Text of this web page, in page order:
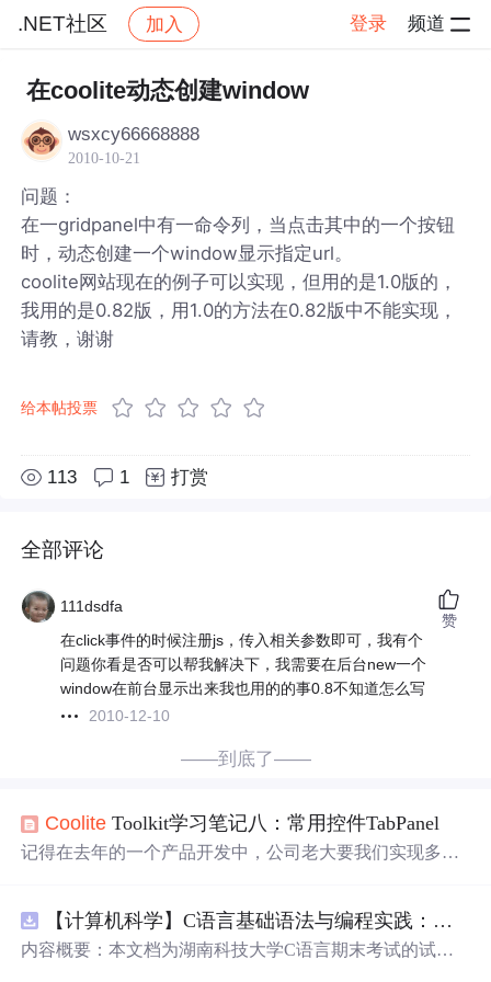
.NET社区 加入 登录 频道
社区 .NET社区 帖子详情
在coolite动态创建window
wsxcy66668888
2010-10-21
问题：
在一gridpanel中有一命令列，当点击其中的一个按钮
时，动态创建一个window显示指定url。
coolite网站现在的例子可以实现，但用的是1.0版的，
我用的是0.82版，用1.0的方法在0.82版中不能实现，
请教，谢谢
给本帖投票
113 1 打赏
全部评论
111dsdfa
在click事件的时候注册js，传入相关参数即可，我有个
问题你看是否可以帮我解决下，我需要在后台new一个
window在前台显示出来我也用的的事0.8不知道怎么写
2010-12-10
赞
——到底了——
Coolite Toolkit学习笔记八：常用控件TabPanel
记得在去年的一个产品开发中，公司老大要我们实现多标
的描述理解，花了一周多时间自己吓整一通开发了一个系
统主控框架出来。效果如下图：关于这系统主控框架的开
【计算机科学】C语言基础语法与编程实践：湖南科技大学期末考试核心知识点解析
内容概要：本文档为湖南科技大学C语言期末考试的试题